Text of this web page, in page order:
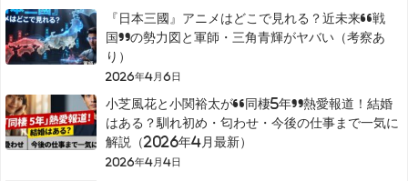
『日本三國』アニメはどこで見れる？近未来“戦
国”の勢力図と軍師・三角青輝がヤバい（考察あ
り）
2026年4月6日
小芝風花と小関裕太が“同棲5年”熱愛報道！結婚
はある？馴れ初め・匂わせ・今後の仕事まで一気に
解説（2026年4月最新）
2026年4月4日